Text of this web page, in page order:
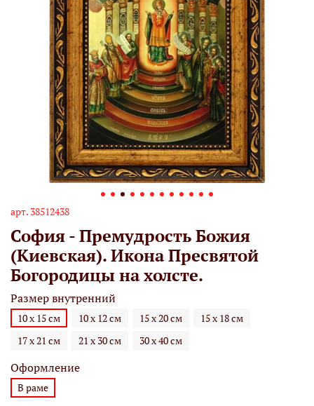
арт. 38512438
София - Премудрость Божия
(Киевская). Икона Пресвятой
Богородицы на холсте.
Размер внутренний
10 х 15 см 10 х 12 см 15 х 20 см
15 х 18 см
17 х 21 см
21 х 30 см 30 х 40 см
Оформление
В раме